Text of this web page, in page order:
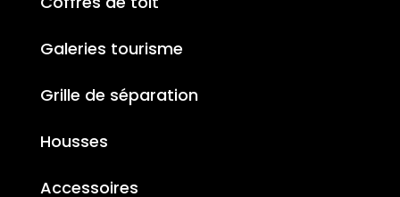
Galeries tourisme
Grille de séparation
Housses
Accessoires